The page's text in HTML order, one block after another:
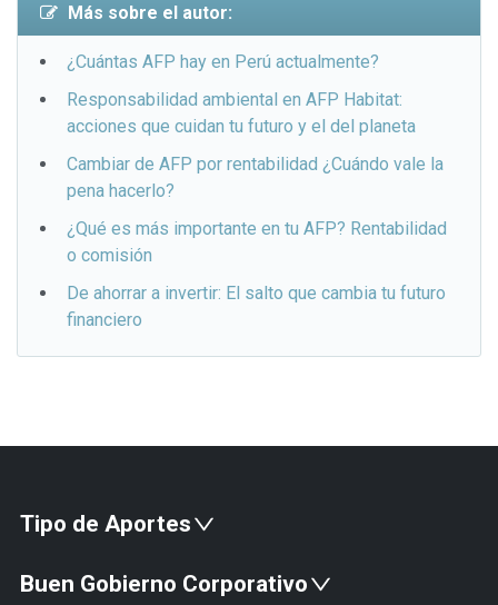
Más sobre el autor:
¿Cuántas AFP hay en Perú actualmente?
Responsabilidad ambiental en AFP Habitat:
acciones que cuidan tu futuro y el del planeta
Cambiar de AFP por rentabilidad ¿Cuándo vale la
pena hacerlo?
¿Qué es más importante en tu AFP? Rentabilidad
o comisión
De ahorrar a invertir: El salto que cambia tu futuro
financiero
Tipo de Aportes
Pensiones
Buen Gobierno Corporativo